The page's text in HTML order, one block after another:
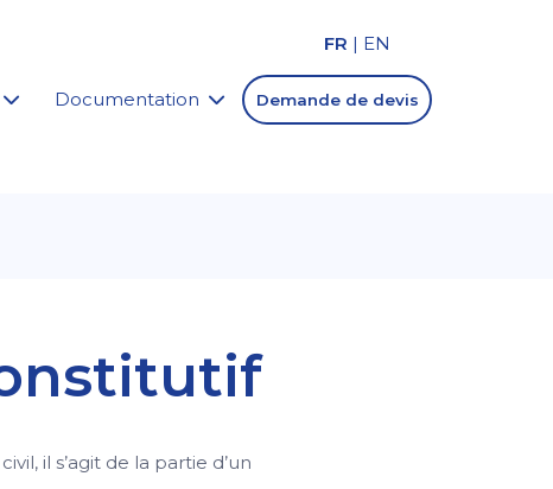
FR | EN
Documentation Demande de devis
il s’agit de la partie d’un